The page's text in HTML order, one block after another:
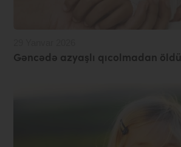
Gəncədə azyaşlı qıcolmadan öldü